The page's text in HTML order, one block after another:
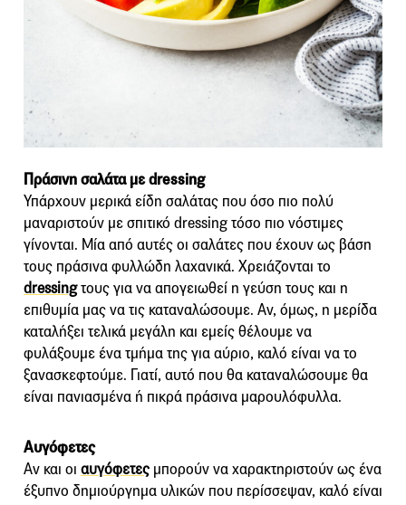
Πράσινη σαλάτα με dressing
Υπάρχουν μερικά είδη σαλάτας που όσο πιο πολύ
μαναριστούν με σπιτικό dressing τόσο πιο νόστιμες
γίνονται. Μία από αυτές οι σαλάτες που έχουν ως βάση
τους πράσινα φυλλώδη λαχανικά. Χρειάζονται το
dressingτους για να απογειωθεί η γεύση τους και η
επιθυμία μας να τις καταναλώσουμε. Αν, όμως, η μερίδα
καταλήξει τελικά μεγάλη και εμείς θέλουμε να
φυλάξουμε ένα τμήμα της για αύριο, καλό είναι να το
ξανασκεφτούμε. Γιατί, αυτό που θα καταναλώσουμε θα
είναι πανιασμένα ή πικρά πράσινα μαρουλόφυλλα.
Αυγόφετες
Αν και οι αυγόφετες μπορούν να χαρακτηριστούν ως ένα
έξυπνο δημιούργημα υλικών που περίσσεψαν, καλό είναι